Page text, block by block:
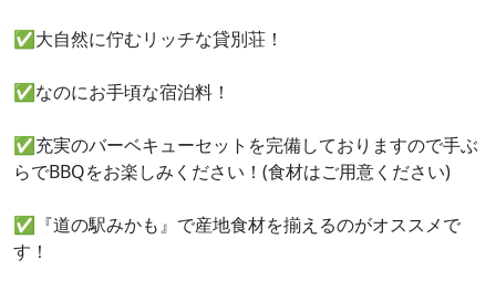
✅大自然に佇むリッチな貸別荘！
✅なのにお手頃な宿泊料！
✅充実のバーベキューセットを完備しておりますので手ぶ
らでBBQをお楽しみください！(食材はご用意ください)
✅『道の駅みかも』で産地食材を揃えるのがオススメで
す！